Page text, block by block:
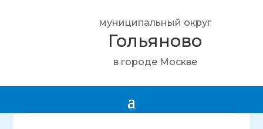
муниципальный округ
Гольяново
в городе Москве